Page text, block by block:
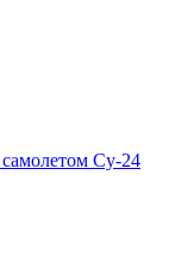
Су-24